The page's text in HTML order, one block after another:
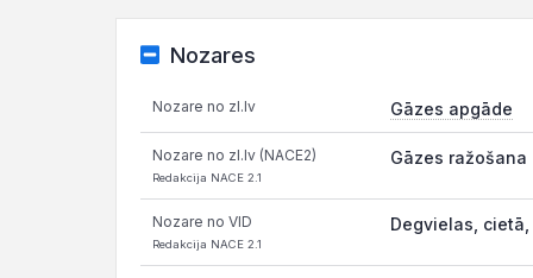
Nozares
Nozare no zl.lv Gāzes apgāde
Nozare no zl.lv (NACE2)
Redakcija NACE 2.1
Gāzes ražošana
Nozare no VID
Redakcija NACE 2.1
Degvielas,